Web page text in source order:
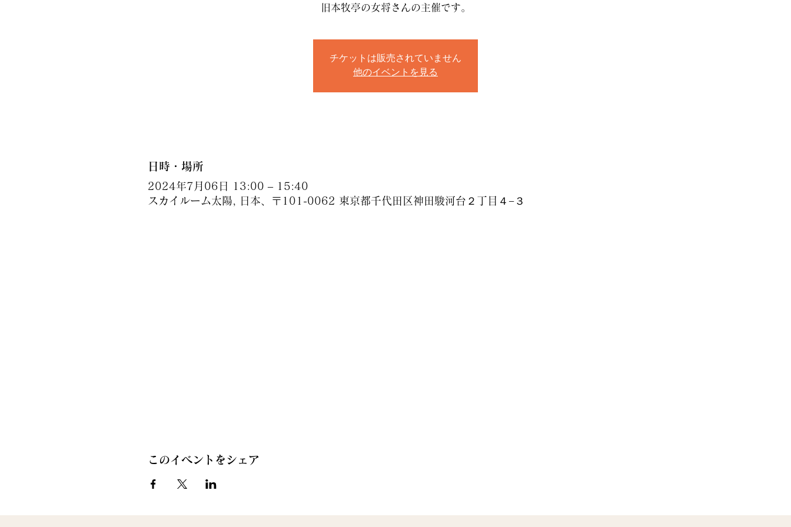
旧本牧亭の女将さんの主催です。
チケットは販売されていません
他のイベントを見る
日時・場所
2024年7月06日 13:00 – 15:40
スカイルーム太陽, 日本、〒101-0062 東京都千代田区神田駿河台２丁目４−３
このイベントをシェア